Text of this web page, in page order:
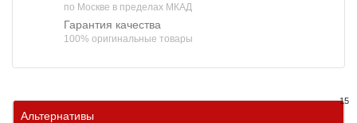
по Москве в пределах МКАД
Гарантия качества
100% оригинальные товары
Альтернативы
15